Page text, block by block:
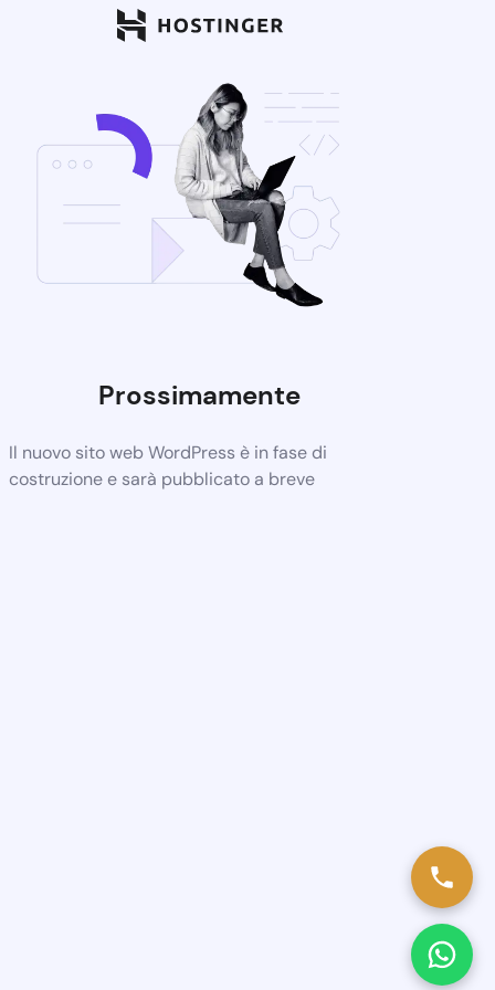
Prossimamente
Il nuovo sito web WordPress è in fase di
costruzione e sarà pubblicato a breve